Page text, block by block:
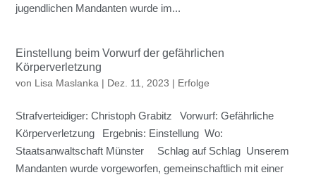
jugendlichen Mandanten wurde im...
Einstellung beim Vorwurf der gefährlichen
Körperverletzung
von Lisa Maslanka | Dez. 11, 2023 | Erfolge
Strafverteidiger: Christoph Grabitz Vorwurf: Gefährliche
Körperverletzung Ergebnis: Einstellung Wo:
Staatsanwaltschaft Münster Schlag auf Schlag Unserem
Mandanten wurde vorgeworfen, gemeinschaftlich mit einer